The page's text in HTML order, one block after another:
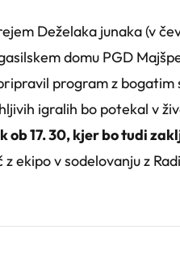
Deželaka junaka (v
domu PGD
program z bogatim
igralih bo potekal v
ob 17. 30, kjer bo tudi
ekipo v sodelovanju z